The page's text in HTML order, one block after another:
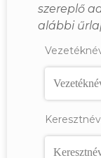
szereplő
alábbi